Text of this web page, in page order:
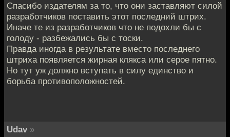
Спасибо издателям за то, что они заставляют силой
разработчиков поставить этот последний штрих.
Иначе те из разработчиков что не подохли бы с
голоду - разбежались бы с тоски.
Правда иногда в результате вместо последнего
штриха появляется жирная клякса или серое пятно.
Но тут уж должно вступать в силу единство и
борьба противоположностей.
Udav »